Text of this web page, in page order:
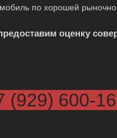
по хорошей
оценку
(929) 600-